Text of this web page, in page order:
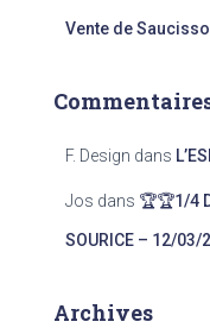
Vente de
F. Design dans
Jos dans 🏆🏆1/4
SOURICE – 12/03/
Archives